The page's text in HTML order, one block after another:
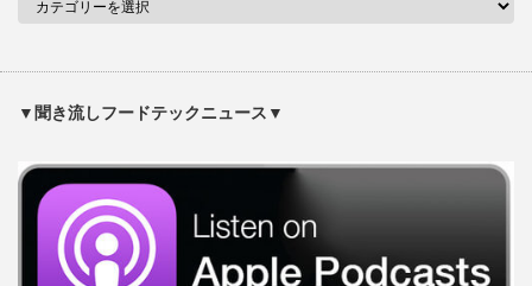
▼聞き流しフードテックニュース▼